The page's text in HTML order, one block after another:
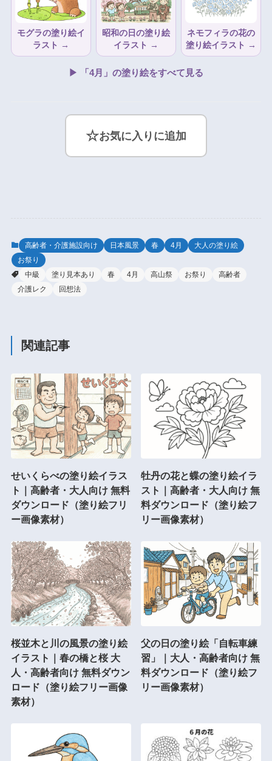
モグラの塗り絵イ
ラスト →
昭和の日の塗り絵
イラスト →
ネモフィラの花の
塗り絵イラスト →
▶ 「4月」の塗り絵をすべて見る
☆お気に入りに追加
高齢者・介護施設向け 日本風景 春 4月
大人の塗り絵
お祭り
中級
塗り見本あり 春 4月 高山祭 お祭り
高齢者
介護レク
回想法
関連記事
せいくらべの塗り絵イラス
ト｜高齢者・大人向け 無料
ダウンロード（塗り絵フリ
ー画像素材）
牡丹の花と蝶の塗り絵イラ
スト｜高齢者・大人向け 無
料ダウンロード（塗り絵フ
リー画像素材）
桜並木と川の風景の塗り絵
イラスト｜春の橋と桜 大
人・高齢者向け 無料ダウン
ロード（塗り絵フリー画像
素材）
父の日の塗り絵「自転車練
習」｜大人・高齢者向け 無
料ダウンロード（塗り絵フ
リー画像素材）